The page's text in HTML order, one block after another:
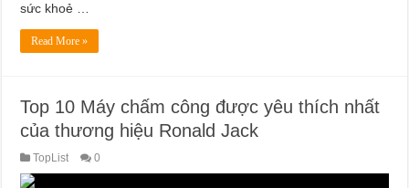
sức khoẻ …
Read More »
Top 10 Máy chấm công được yêu thích nhất
của thương hiệu Ronald Jack
TopList 0